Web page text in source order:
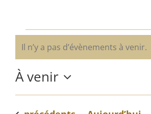
Évènements
Notice
Il n’y a pas d’évènements à venir.
À venir
Sélectionnez